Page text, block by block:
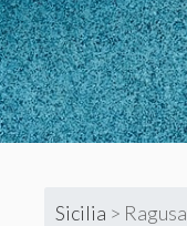
Sicilia > Ragusa